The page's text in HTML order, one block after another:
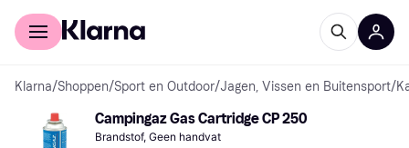
Voor shoppers
Klarna/Shoppen/Sport en Outdoor/Jagen, Vissen en Buitensport/
Campingaz Gas Cartridge CP 250
Brandstof, Geen handvat